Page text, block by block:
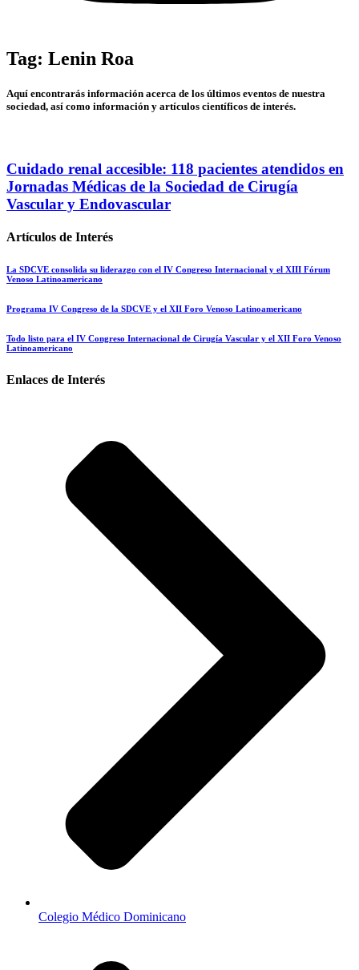
Tag: Lenin Roa
Aquí encontrarás información acerca de los últimos eventos de nuestra
sociedad, así como información y artículos científicos de interés.
Cuidado renal accesible: 118 pacientes atendidos en
Jornadas Médicas de la Sociedad de Cirugía
Vascular y Endovascular
Artículos de Interés
La SDCVE consolida su liderazgo con el IV Congreso Internacional y el XIII Fórum
Venoso Latinoamericano
Programa IV Congreso de la SDCVE y el XII Foro Venoso Latinoamericano
Todo listo para el IV Congreso Internacional de Cirugía Vascular y el XII Foro Venoso
Latinoamericano
Enlaces de Interés
Colegio Médico Dominicano